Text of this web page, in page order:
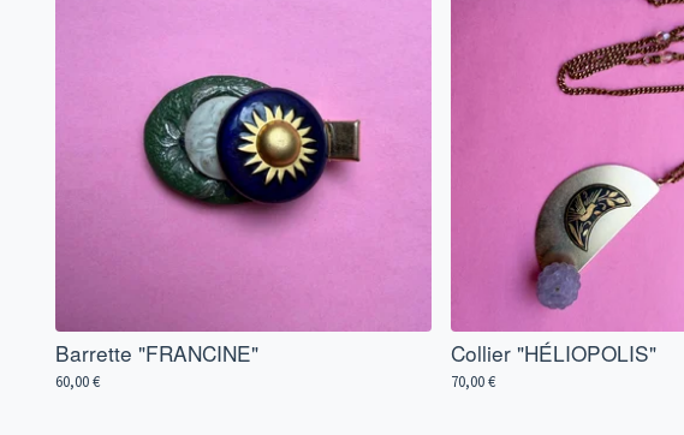
Barrette "FRANCINE"
60,00€
Collier "HÉLIOPOLIS"
70,00€